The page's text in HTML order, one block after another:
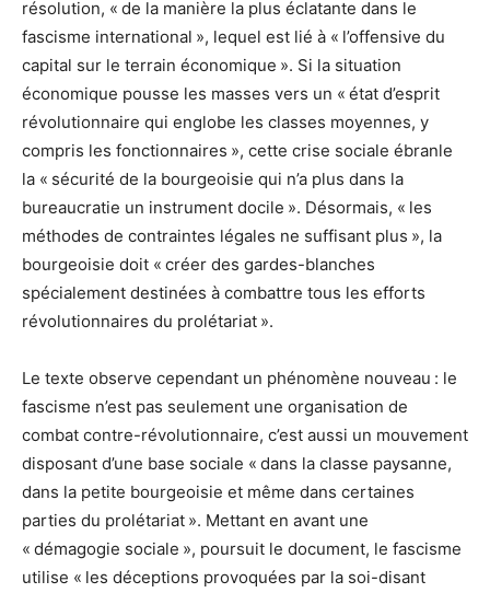
résolution, « de la manière la plus éclatante dans le
fascisme international », lequel est lié à « l’offensive du
capital sur le terrain économique ». Si la situation
économique pousse les masses vers un « état d’esprit
révolutionnaire qui englobe les classes moyennes, y
compris les fonctionnaires », cette crise sociale ébranle
la « sécurité de la bourgeoisie qui n’a plus dans la
bureaucratie un instrument docile ». Désormais, « les
méthodes de contraintes légales ne suffisant plus », la
bourgeoisie doit « créer des gardes-blanches
spécialement destinées à combattre tous les efforts
révolutionnaires du prolétariat ».
Le texte observe cependant un phénomène nouveau : le
fascisme n’est pas seulement une organisation de
combat contre-révolutionnaire, c’est aussi un mouvement
disposant d’une base sociale « dans la classe paysanne,
dans la petite bourgeoisie et même dans certaines
parties du prolétariat ». Mettant en avant une
« démagogie sociale », poursuit le document, le fascisme
utilise « les déceptions provoquées par la soi-disant